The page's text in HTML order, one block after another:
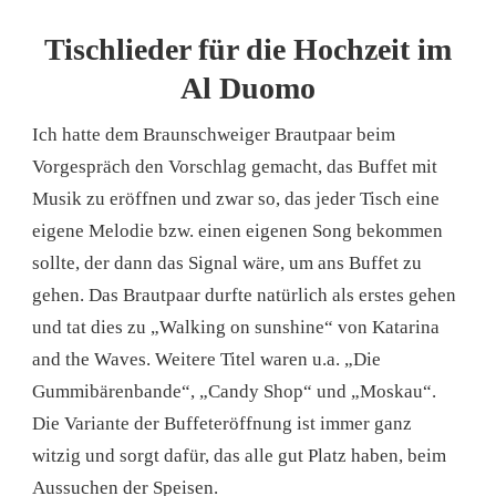
Tischlieder für die Hochzeit im
Al Duomo
Ich hatte dem Braunschweiger Brautpaar beim
Vorgespräch den Vorschlag gemacht, das Buffet mit
Musik zu eröffnen und zwar so, das jeder Tisch eine
eigene Melodie bzw. einen eigenen Song bekommen
sollte, der dann das Signal wäre, um ans Buffet zu
gehen. Das Brautpaar durfte natürlich als erstes gehen
und tat dies zu „Walking on sunshine“ von Katarina
and the Waves. Weitere Titel waren u.a. „Die
Gummibärenbande“, „Candy Shop“ und „Moskau“.
Die Variante der Buffeteröffnung ist immer ganz
witzig und sorgt dafür, das alle gut Platz haben, beim
Aussuchen der Speisen.